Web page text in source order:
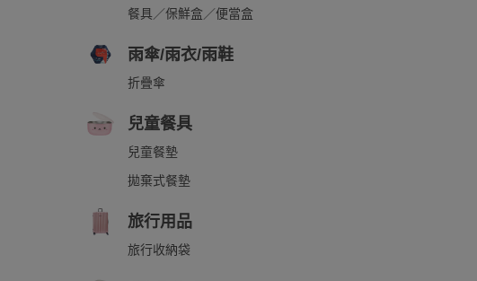
餐具／保鮮盒／便當盒
雨傘/雨衣/雨鞋
折疊傘
兒童餐具
兒童餐墊
拋棄式餐墊
旅行用品
旅行收納袋